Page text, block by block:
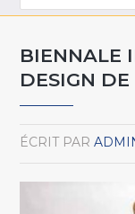
BIENNALE
DESIGN DE
ÉCRIT PAR